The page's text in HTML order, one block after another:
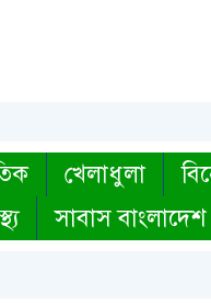
খেলাধুলা
সাবাস